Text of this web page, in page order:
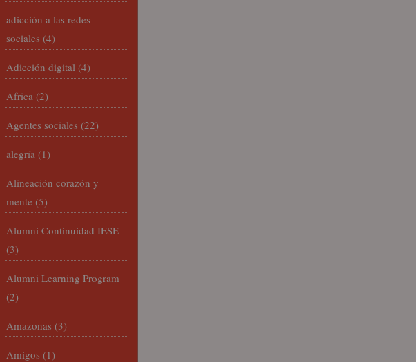
adicción a las redes
sociales (4)
Adicción digital (4)
Africa (2)
Agentes sociales (22)
alegría (1)
Alineación corazón y
mente (5)
Alumni Continuidad IESE
(3)
Alumni Learning Program
(2)
Amazonas (3)
Amigos (1)